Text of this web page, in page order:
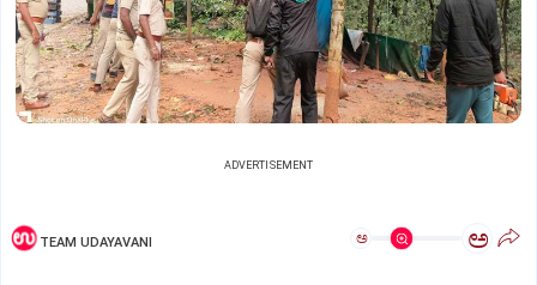
ADVERTISEMENT
TEAM UDAYAVANI ಅ ಅ